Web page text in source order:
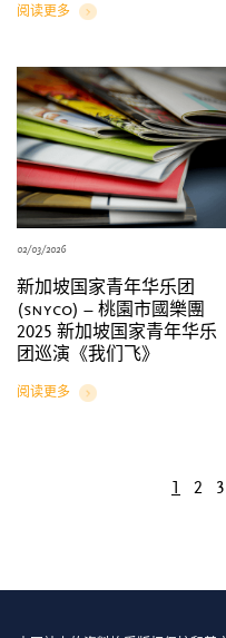
阅读更多
Details
02/03/2026
新加坡国家青年华乐团
(snyco) – 桃園市國樂團
2025 新加坡国家青年华乐
团巡演《我们飞》
阅读更多
Details
1 2 3